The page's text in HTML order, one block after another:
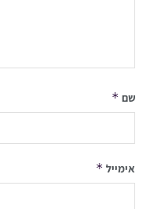
שם *
אימייל *